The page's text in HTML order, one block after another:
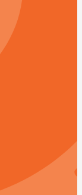
i mogą
Cię wprost
Z nim
w życiu, a
możesz
prawdziwe
się, jak